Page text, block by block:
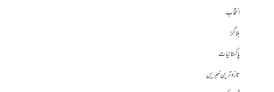
انتخاب
بلاگز
پاکستانیات
تازہ ترین خبریں